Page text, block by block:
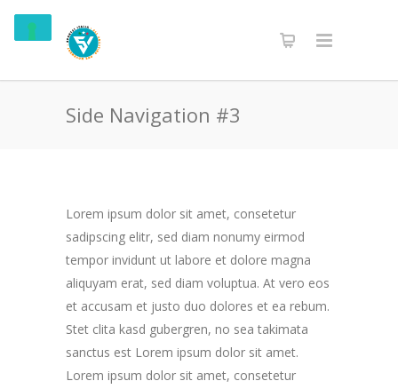
Side Navigation #3
Lorem ipsum dolor sit amet, consetetur
sadipscing elitr, sed diam nonumy eirmod
tempor invidunt ut labore et dolore magna
aliquyam erat, sed diam voluptua. At vero eos
et accusam et justo duo dolores et ea rebum.
Stet clita kasd gubergren, no sea takimata
sanctus est Lorem ipsum dolor sit amet.
Lorem ipsum dolor sit amet, consetetur